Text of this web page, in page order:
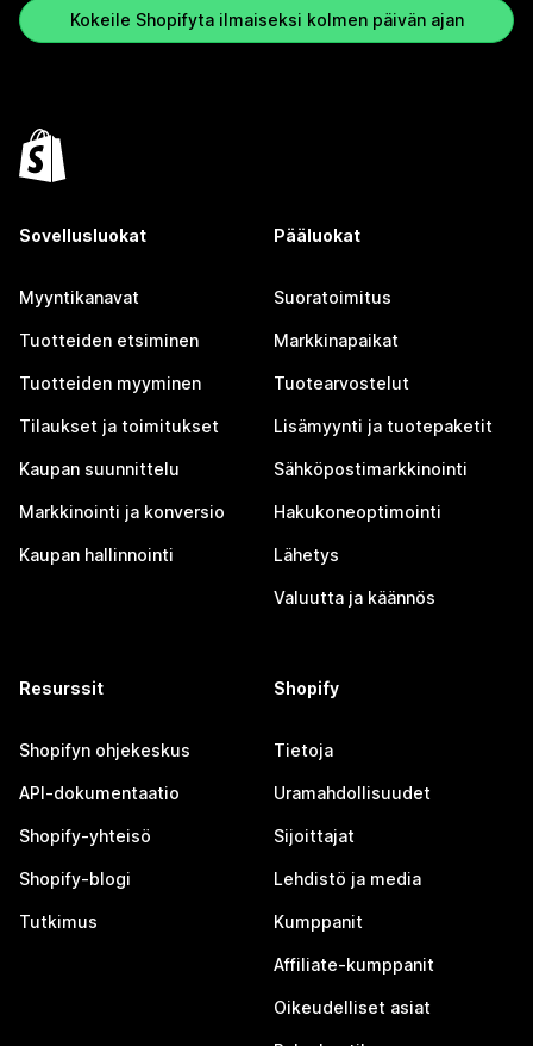
Kokeile Shopifyta ilmaiseksi kolmen päivän ajan
Sovellusluokat
Myyntikanavat
Tuotteiden etsiminen
Tuotteiden myyminen
Tilaukset ja toimitukset
Kaupan suunnittelu
Markkinointi ja konversio
Kaupan hallinnointi
Pääluokat
Suoratoimitus
Markkinapaikat
Tuotearvostelut
Lisämyynti ja tuotepaketit
Sähköpostimarkkinointi
Hakukoneoptimointi
Lähetys
Valuutta ja käännös
Resurssit
Shopifyn ohjekeskus
API-dokumentaatio
Shopify-yhteisö
Shopify-blogi
Tutkimus
Shopify
Tietoja
Uramahdollisuudet
Sijoittajat
Lehdistö ja media
Kumppanit
Affiliate-kumppanit
Oikeudelliset asiat